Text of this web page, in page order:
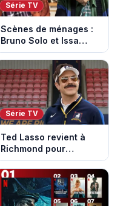
Série TV
Scènes de ménages :
Bruno Solo et Issa
Doumbia rejoignent la
saison 18 sur M6
Série TV
Ted Lasso revient à
Richmond pour
entraîner une équipe
féminine dans la
saison 4